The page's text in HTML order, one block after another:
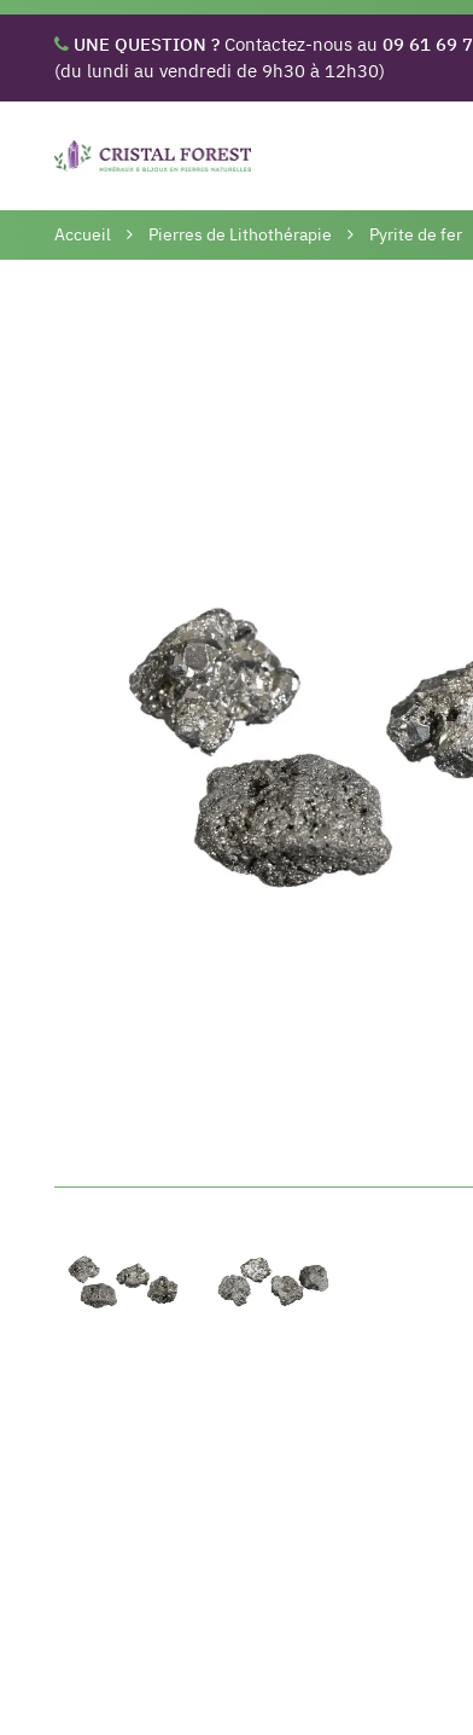
UNE QUESTION ? Contactez-nous au 09 61 69
(du lundi au vendredi de 9h30 à 12h30)
Accueil Pierres de Lithothérapie Pyrite de fer